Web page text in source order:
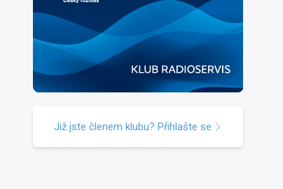
Již jste členem klubu? Přihlašte se